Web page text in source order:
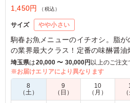
1,450円
（税込）
サイズ やや小さい
駒春お魚メニューのイチオシ。脂
の業界最大クラス！定番の味醂醤
小骨がありますのでお気をつけてお
5.0
さかな系の弁当で1番うけがよか
埼玉県は20,000 〜 30,000円以上のご注文
※お届けエリアにより異なります
8
（土）
9
（日）
10
（月）